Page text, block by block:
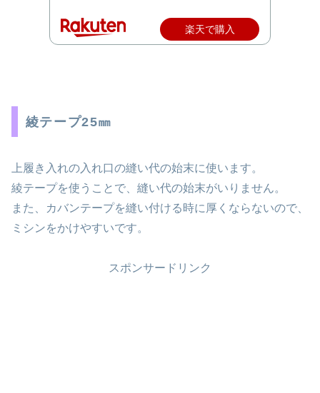
楽天で購入
綾テープ25㎜
上履き入れの入れ口の縫い代の始末に使います。
綾テープを使うことで、縫い代の始末がいりません。
また、カバンテープを縫い付ける時に厚くならないので、
ミシンをかけやすいです。
スポンサードリンク